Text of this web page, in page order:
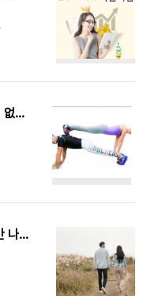
[살림피는 생활정보] 헬스장 갈 시간이 없다고요? 집에서도 충분해요! 즐거운 홈트의 세계, 온라인 속 인기 트레이너를 소개합니다.
[살림피는 생활정보] 서울에서 백 보만 나오세요~ 가을바람 솔솔! 걸으면서 힐링하는 서울 근교 수목원 추천